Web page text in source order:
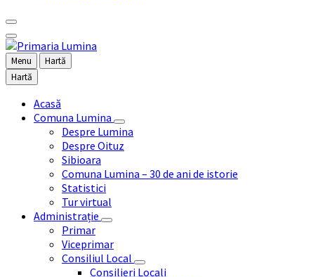
Menu
Hartă
Hartă
Acasă
Comuna Lumina
Despre Lumina
Despre Oituz
Sibioara
Comuna Lumina – 30 de ani de istorie
Statistici
Tur virtual
Administrație
Primar
Viceprimar
Consiliul Local
Consilieri Locali